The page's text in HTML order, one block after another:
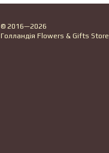
© 2016—2026
Голландія Flowers & Gifts Store